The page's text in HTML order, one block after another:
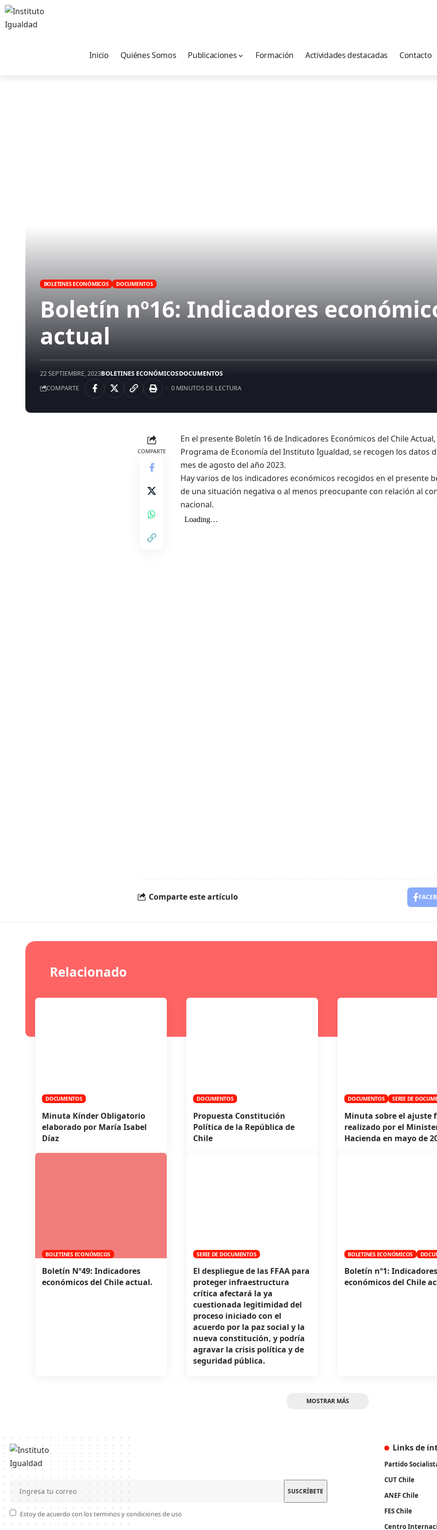
Inicio Quiénes Somos Publicaciones Formación Actividades destacadas Contacto
BOLETINES ECONÓMICOS DOCUMENTOS
Boletín nº16: Indicadores
actual
22 SEPTIEMBRE, 2023BOLETINES ECONÓMICOSDOCUMENTOS
COMPARTE
0 MINUTOS DE LECTURA
COMPARTE
En el presente Boletín 16 de Indicadores Económicos del Chile
Programa de Economía del Instituto Igualdad, se recogen los datos
mes de agosto del año 2023.
Hay varios de los indicadores económicos recogidos en el presente
de una situación negativa o al menos preocupante con relación al
nacional.
Comparte este artículo
Relacionado
DOCUMENTOS
Minuta Kínder Obligatorio
elaborado por María Isabel
Díaz
DOCUMENTOS
Propuesta Constitución
Política de la República de
Chile
DOCUMENTOS SERIE DE
Minuta sobre el ajuste
realizado por el
Hacienda en mayo de
BOLETINES ECONÓMICOS
Boletín Nº49: Indicadores
económicos del Chile actual.
SERIE DE DOCUMENTOS
El despliegue de las FFAA para
proteger infraestructura
crítica afectará la ya
cuestionada legitimidad del
proceso iniciado con el
acuerdo por la paz social y la
nueva constitución, y podría
agravar la crisis política y de
seguridad pública.
BOLETINES ECONÓMICOS
Boletín nº1: Indicadores
económicos del Chile
MOSTRAR MÁS
Estoy de acuerdo con los terminos y condiciones de uso
Links de
Partido
CUT Chile
ANEF Chile
FES Chile
Centro